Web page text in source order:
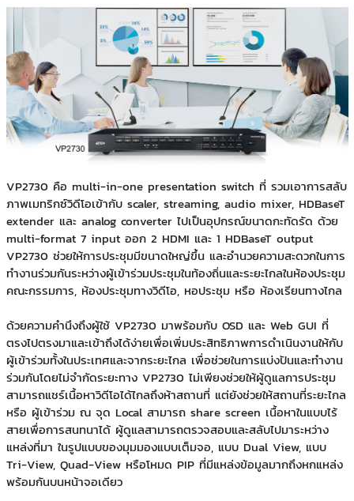
VP2730 คือ multi-in-one presentation switch ที่ รวมเอาการสลับ
ภาพเมทริกซ์วิดีโอเข้ากับ scaler, streaming, audio mixer, HDBaseT
extender และ analog converter ไปเป็นอุปกรณ์ขนาดกะทัดรัด ด้วย
multi-format 7 input ออก 2 HDMI และ 1 HDBaseT output
VP2730 ช่วยให้การประชุมมีขนาดใหญ่ขึ้น และอำนวยความสะดวกในการ
ทำงานร่วมกันระหว่างผู้เข้าร่วมประชุมในท้องถิ่นและระยะไกลในห้องประชุม
คณะกรรมการ, ห้องประชุมทางวิดีโอ, หอประชุม หรือ ห้องเรียนทางไกล
ด้วยความคำนึงถึงผู้ใช้ VP2730 มาพร้อมกับ OSD และ Web GUI ที่
ตรงไปตรงมาและเข้าถึงได้ง่ายเพื่อเพิ่มประสิทธิภาพการดำเนินงานให้กับ
ผู้เข้าร่วมทั้งในประเทศและจากระยะไกล เพื่อช่วยในการแบ่งปันและทำงาน
ร่วมกันโดยไม่จำกัดระยะทาง VP2730 ไม่เพียงช่วยให้ผู้ดูแลการประชุม
สามารถแชร์เนื้อหาวิดีโอได้ไกลถึงห้าสถานที่ แต่ยังช่วยให้สถานที่ระยะไกล
หรือ ผู้เข้าร่วม ณ จุด Local สามารถ share screen เนื้อหาในแบบไร้
สายเพื่อการสนทนาได้ ผู้ดูแลสามารถตรวจสอบและสลับไปมาระหว่าง
แหล่งที่มา ในรูปแบบของมุมมองแบบเต็มจอ, แบบ Dual View, แบบ
Tri-View, Quad-View หรือโหมด PIP ที่มีแหล่งข้อมูลมากถึงหกแหล่ง
พร้อมกันบนหน้าจอเดียว